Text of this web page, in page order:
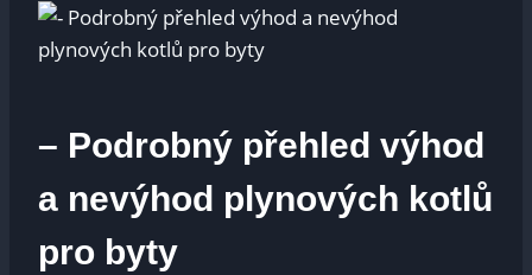
– Podrobný přehled výhod
a nevýhod plynových kotlů
pro byty